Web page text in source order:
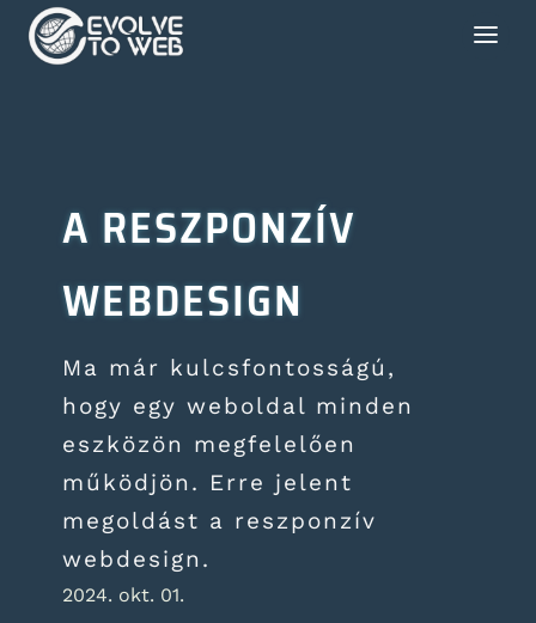
A RESZPONZÍV
WEBDESIGN
Ma már kulcsfontosságú,
hogy egy weboldal minden
eszközön megfelelően
működjön. Erre jelent
megoldást a reszponzív
webdesign.
2024. okt. 01.